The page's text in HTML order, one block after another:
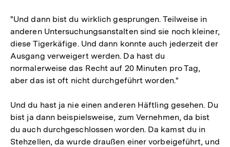
"Und dann bist du wirklich gesprungen. Teilweise in
anderen Untersuchungsanstalten sind sie noch kleiner,
diese Tigerkäfige. Und dann konnte auch jederzeit der
Ausgang verweigert werden. Da hast du
normalerweise das Recht auf 20 Minuten pro Tag,
aber das ist oft nicht durchgeführt worden."
Und du hast ja nie einen anderen Häftling gesehen. Du
bist ja dann beispielsweise, zum Vernehmen, da bist
du auch durchgeschlossen worden. Da kamst du in
Stehzellen, da wurde draußen einer vorbeigeführt, und